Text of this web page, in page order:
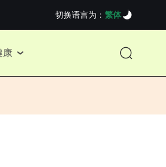
切换语言为： 繁体
康